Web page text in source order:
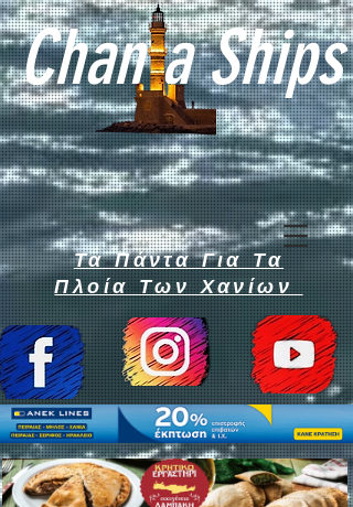
Chan a Ships
Τα Πάντα Για Τα
Πλοία Των Χανίων